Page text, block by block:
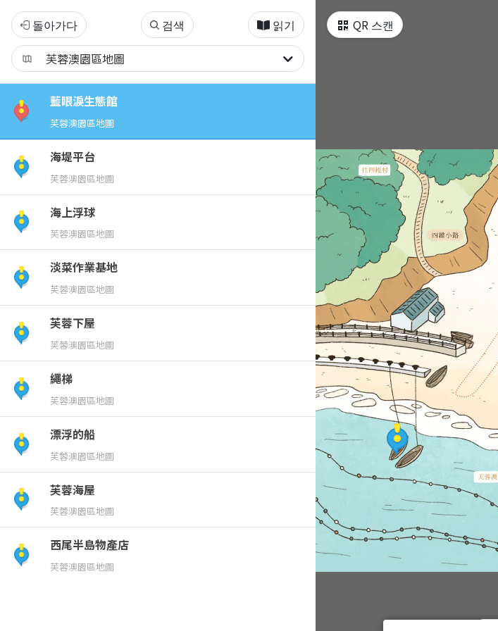
南
竿-
芙
蓉
澳
QR 스캔
돌아가다 검색 읽기
藍眼淚生態館
芙蓉澳園區地圖
海堤平台
芙蓉澳園區地圖
海上浮球
芙蓉澳園區地圖
淡菜作業基地
芙蓉澳園區地圖
芙蓉下屋
芙蓉澳園區地圖
繩梯
芙蓉澳園區地圖
漂浮的船
芙蓉澳園區地圖
芙蓉海屋
芙蓉澳園區地圖
西尾半島物產店
芙蓉澳園區地圖
海堤平台
芙蓉澳園區地圖
海上浮球
芙蓉澳園區地圖
淡菜作業基地
芙蓉澳園區地圖
芙蓉下屋
芙蓉澳園區地圖
繩梯
芙蓉澳園區地圖
漂浮的船
芙蓉澳園區地圖
芙蓉海屋
芙蓉澳園區地圖
西尾半島物產店